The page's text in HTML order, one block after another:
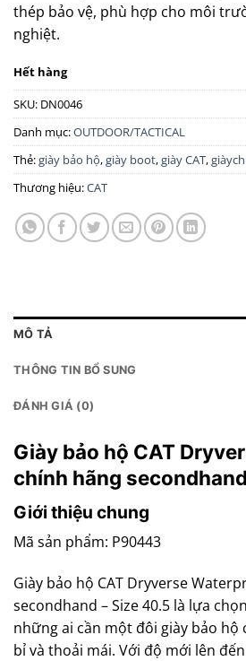
thép bảo vệ, phù hợp cho môi
nghiệt.
Hết hàng
SKU: DN0046
Danh mục:OUTDOOR/TACTICAL
Thẻ:giày bảo hộ,giày boot,giày CAT,
Thương hiệu:CAT
MÔ TẢ
THÔNG TIN BỔ SUNG
ĐÁNH GIÁ (0)
Giày bảo hộ CAT
chính hãng
Giới thiệu chung
Mã sản phẩm: P90443
Giày bảo hộ CAT Dryverse
secondhand – Size 40.5 là lựa
những ai cần một đôi giày bảo hộ
bỉ và thoải mái. Với độ mới lên